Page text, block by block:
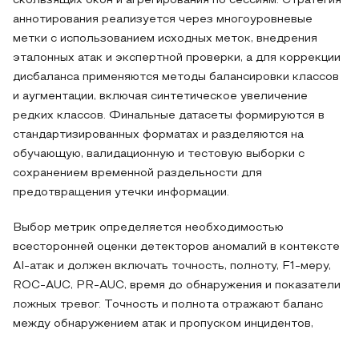
аннотирования реализуется через многоуровневые
метки с использованием исходных меток, внедрения
эталонных атак и экспертной проверки, а для коррекции
дисбаланса применяются методы балансировки классов
и аугментации, включая синтетическое увеличение
редких классов. Финальные датасеты формируются в
стандартизированных форматах и разделяются на
обучающую, валидационную и тестовую выборки с
сохранением временной раздельности для
предотвращения утечки информации.
Выбор метрик определяется необходимостью
всесторонней оценки детекторов аномалий в контексте
AI-атак и должен включать точность, полноту, F1-меру,
ROC-AUC, PR-AUC, время до обнаружения и показатели
ложных тревог. Точность и полнота отражают баланс
между обнаружением атак и пропуском инцидентов,